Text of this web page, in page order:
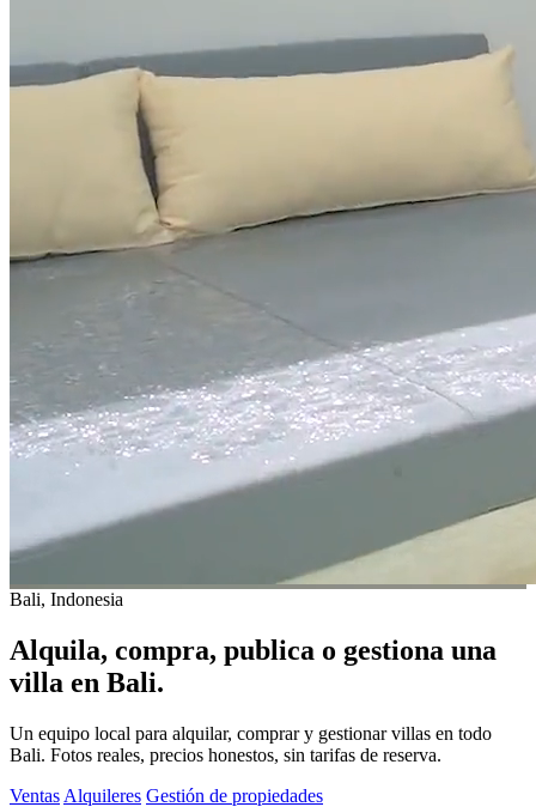
Bali, Indonesia
Alquila, compra, publica o gestiona una
villa en Bali.
Un equipo local para alquilar, comprar y gestionar villas en todo
Bali. Fotos reales, precios honestos, sin tarifas de reserva.
Ventas Alquileres Gestión de propiedades